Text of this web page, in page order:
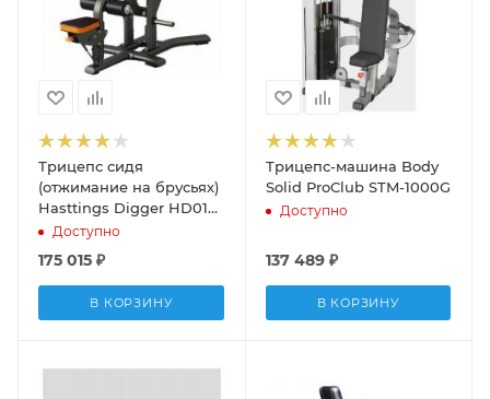
Трицепс сидя
(отжимание на брусьях)
Hasttings Digger HD016-
2 Доступно
175 015 ₽
В КОРЗИНУ
Трицепс-машина Body
Solid ProClub STM-1000G
Доступно
137 489₽
В КОРЗИНУ